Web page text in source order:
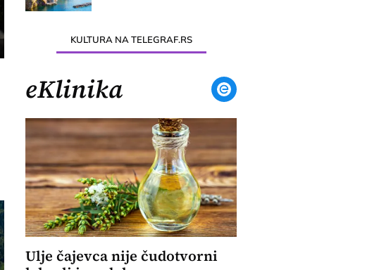
KULTURA NA TELEGRAF.RS
eKlinika
Ulje čajevca nije čudotvorni